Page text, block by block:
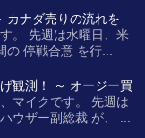
カナダ売りの流れを
。 先週は水曜日、米
停戦合意 を行...
観測！ ～ オージー買
マイクです。 先週は
ウザー副総裁 が、 ...